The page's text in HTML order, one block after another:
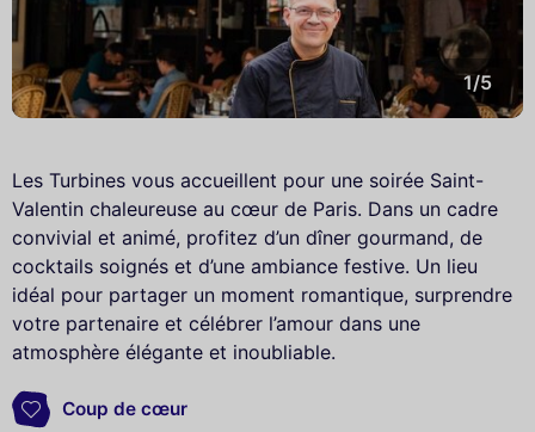
1/5
Les Turbines vous accueillent pour une soirée Saint-
Valentin chaleureuse au cœur de Paris. Dans un cadre
convivial et animé, profitez d’un dîner gourmand, de
cocktails soignés et d’une ambiance festive. Un lieu
idéal pour partager un moment romantique, surprendre
votre partenaire et célébrer l’amour dans une
atmosphère élégante et inoubliable.
Coup de cœur